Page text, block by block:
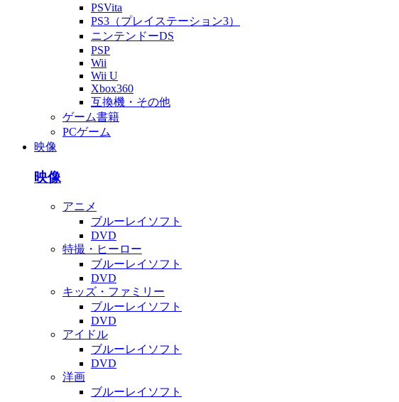
PSVita
PS3（プレイステーション3）
ニンテンドーDS
PSP
Wii
Wii U
Xbox360
互換機・その他
ゲーム書籍
PCゲーム
映像
映像
アニメ
ブルーレイソフト
DVD
特撮・ヒーロー
ブルーレイソフト
DVD
キッズ・ファミリー
ブルーレイソフト
DVD
アイドル
ブルーレイソフト
DVD
洋画
ブルーレイソフト